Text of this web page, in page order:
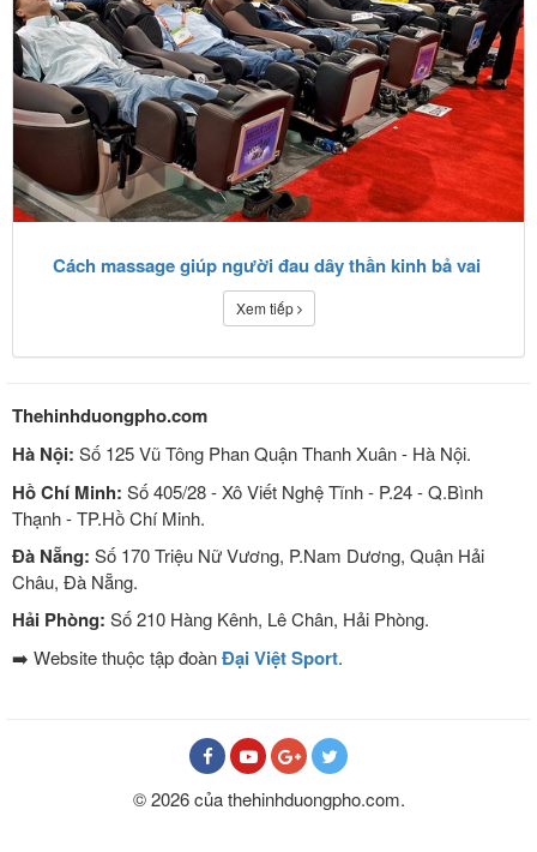
Cách massage giúp người đau dây thần kinh bả vai
Xem tiếp
Thehinhduongpho.com
Hà Nội: Số 125 Vũ Tông Phan Quận Thanh Xuân - Hà Nội.
Hồ Chí Minh: Số 405/28 - Xô Viết Nghệ Tĩnh - P.24 - Q.Bình
Thạnh - TP.Hồ Chí Minh.
Đà Nẵng: Số 170 Triệu Nữ Vương, P.Nam Dương, Quận Hải
Châu, Đà Nẵng.
Hải Phòng: Số 210 Hàng Kênh, Lê Chân, Hải Phòng.
➡️ Website thuộc tập đoànĐại Việt Sport.
© 2026 của thehinhduongpho.com.